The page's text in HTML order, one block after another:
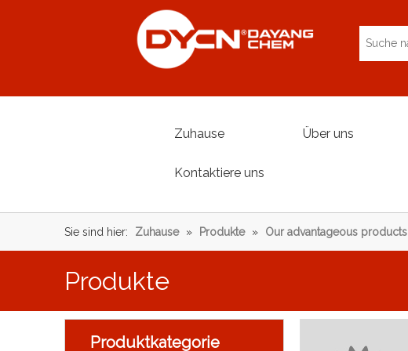
Zuhause Über uns
Kontaktiere uns
Sie sind hier: Zuhause » Produkte » Our advantageous products
Produkte
Produktkategorie